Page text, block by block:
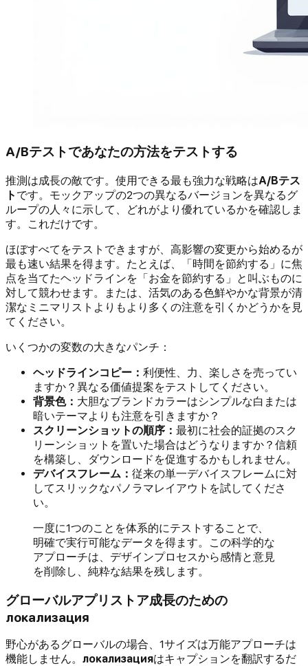
A/Bテストであなたの方法をテストする
推測は成長の敵です。使用できる最も強力な戦略はA/Bテス
ト です。モックアップの2つの異なるバージョンを異なるグ
ループの人々に示して、どれがより優れているかを確認しま
す。これだけです。
ほぼすべてをテストできますが、高影響の変更から始めるが
最も速い結果を得ます。たとえば、「時間を節約する」に焦
点を当てたヘッドラインを「お金を節約する」と叫ぶものに
対して競わせます。または、活気のある色鮮やかな背景が清
潔なミニマリストよりもより多くの注意を引くかどうかを見
てください。
いくつかの変数の大きなパンチ：
ヘッドラインコピー： 利便性、力、楽しさを売ってい
ますか？異なる価値提案をテストしてください。
背景色： 大胆なブランドカラーはシンプルな白または
暗いテーマよりも注意を引きますか？
スクリーンショットの順序： 最初に社会的証拠のスク
リーンショットを置いた場合はどうなりますか？信頼
を構築し、ダウンロードを促進するかもしれません。
デバイスフレーム： 従来の単一デバイスフレームに対
してスリックなパノラマレイアウトを試してくださ
い。
一度に1つのことを体系的にテストすることで、
明確で実行可能なデータを得ます。この科学的な
アプローチは、デザインプロセスから感情と意見
を削除し、純粋な結果を残します。
グローバルアプリストア成長のための
локализация
野心があるグローバルの場合、1サイズは万能アプローチは
機能しません。 локализацияはキャプションを翻訳するだ